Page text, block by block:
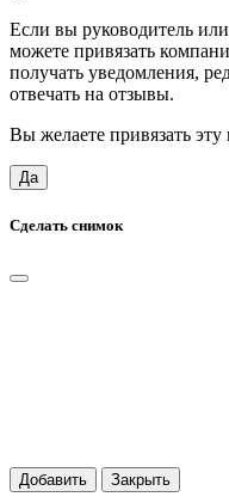
Если вы руководитель
можете привязать
получать уведомления,
отвечать на отзывы.
Вы желаете привязать
Да
Сделать снимок
Добавить Закрыть